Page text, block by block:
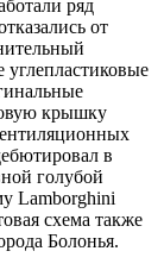
ряд
от
крышку
в
голубой
Lamborghini
схема также
Болонья.